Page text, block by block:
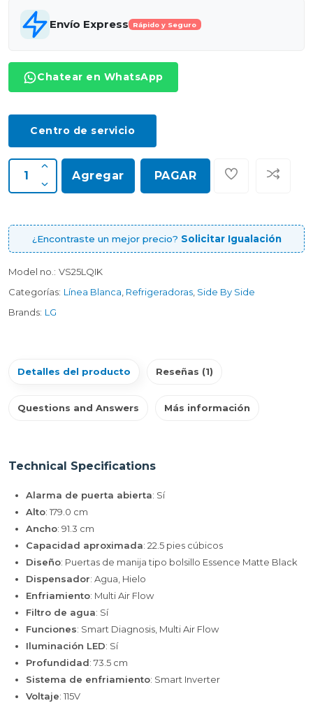
Envío Express Rápido y Seguro
Chatear en WhatsApp
Centro de servicio
Agregar PAGAR
¿Encontraste un mejor precio? Solicitar Igualación
Model no.: VS25LQIK
Categorías: Línea Blanca Refrigeradoras Side By Side
Brands: LG
Detalles del producto Reseñas (1)
Questions and Answers Más información
Technical Specifications
Alarma de puerta abierta: Sí
Alto: 179.0 cm
Ancho: 91.3 cm
Capacidad aproximada: 22.5 pies cúbicos
Diseño: Puertas de manija tipo bolsillo Essence Matte Black
Dispensador: Agua, Hielo
Enfriamiento: Multi Air Flow
Filtro de agua: Sí
Funciones: Smart Diagnosis, Multi Air Flow
Iluminación LED: Sí
Profundidad: 73.5 cm
Sistema de enfriamiento: Smart Inverter
Voltaje: 115V